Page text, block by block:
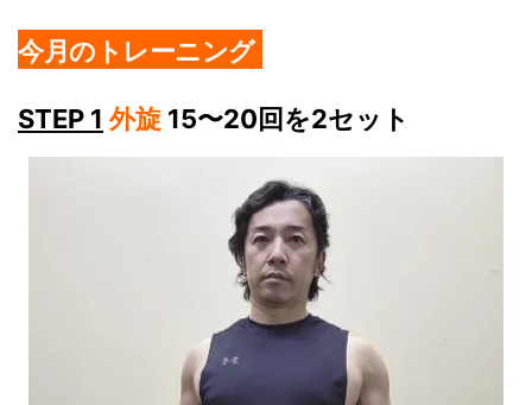
今月のトレーニング
STEP 1 外旋 15〜20回を2セット